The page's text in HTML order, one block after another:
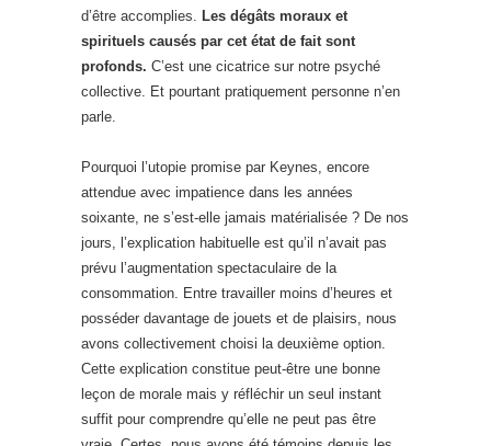
d’être accomplies. Les dégâts moraux et
spirituels causés par cet état de fait sont
profonds. C’est une cicatrice sur notre psyché
collective. Et pourtant pratiquement personne n’en
parle.
Pourquoi l’utopie promise par Keynes, encore
attendue avec impatience dans les années
soixante, ne s’est-elle jamais matérialisée ? De nos
jours, l’explication habituelle est qu’il n’avait pas
prévu l’augmentation spectaculaire de la
consommation. Entre travailler moins d’heures et
posséder davantage de jouets et de plaisirs, nous
avons collectivement choisi la deuxième option.
Cette explication constitue peut-être une bonne
leçon de morale mais y réfléchir un seul instant
suffit pour comprendre qu’elle ne peut pas être